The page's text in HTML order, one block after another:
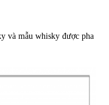
và mẫu whisky được pha